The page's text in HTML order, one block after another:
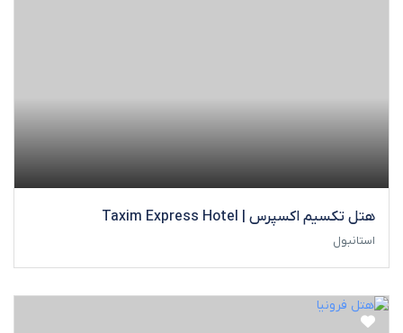
هتل تکسیم اکسپرس | Taxim Express Hotel
استانبول